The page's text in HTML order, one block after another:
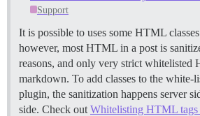
Support
It is possible to uses some HTML
however, most HTML in a post is
reasons, and only very strict whitelisted
markdown. To add classes to the white-
plugin, the sanitization happens server
side. Check out Whitelisting HTML tags